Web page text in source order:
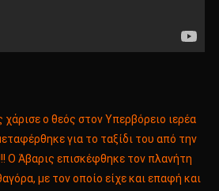
ο θεός στον Υπερβόρειο ιερέα
για το ταξίδι του από την
Ο Άβαρις επισκέφθηκε τον πλανήτη
με τον οποίο είχε και επαφή και